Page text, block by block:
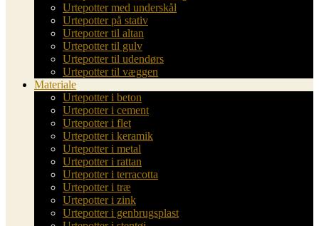
Urtepotter med underskål
Urtepotter på stativ
Urtepotter til altan
Urtepotter til gulv
Urtepotter til udendørs
Urtepotter til væggen
Materiale
Urtepotter i beton
Urtepotter i cement
Urtepotter i flet
Urtepotter i keramik
Urtepotter i metal
Urtepotter i rattan
Urtepotter i terracotta
Urtepotter i træ
Urtepotter i zink
Urtepotter i genbrugsplast